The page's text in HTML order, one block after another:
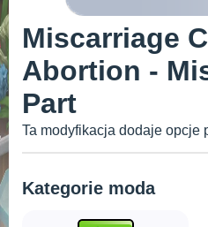
Miscarriage
Abortion -
Part
Ta modyfikacja dodaje opcje
Kategorie moda